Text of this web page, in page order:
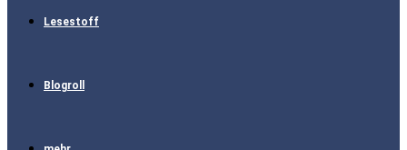
Lesestoff
Blogroll